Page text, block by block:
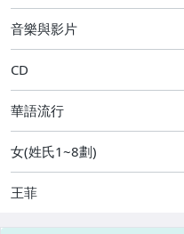
音樂與影片
CD
華語流行
女(姓氏1~8劃)
王菲